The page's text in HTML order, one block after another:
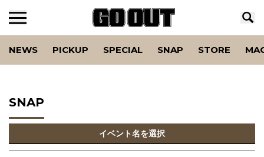
NEWS PICKUP SPECIAL SNAP STORE
SNAP
イベント名を選択